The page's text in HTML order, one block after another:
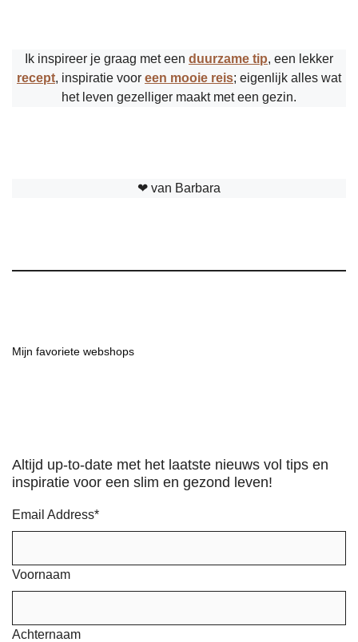
Ik inspireer je graag met een duurzame tip, een lekker
recept, inspiratie voor een mooie reis; eigenlijk alles wat
het leven gezelliger maakt met een gezin.
❤︎ van Barbara
Mijn favoriete webshops
Altijd up-to-date met het laatste nieuws vol tips en
inspiratie voor een slim en gezond leven!
Email Address*
Voornaam
Achternaam